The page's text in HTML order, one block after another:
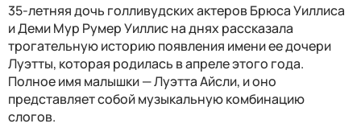
35-летняя дочь голливудских актеров Брюса Уиллиса
и Деми Мур Румер Уиллис на днях рассказала
трогательную историю появления имени ее дочери
Луэтты, которая родилась в апреле этого года.
Полное имя малышки — Луэтта Айсли, и оно
представляет собой музыкальную комбинацию
слогов.